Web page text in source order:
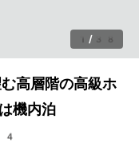
1 / 38
高層階の高級ホ
機内泊